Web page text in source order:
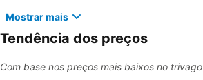
Mostrar mais
Tendência dos preços
Com base nos preços mais baixos no